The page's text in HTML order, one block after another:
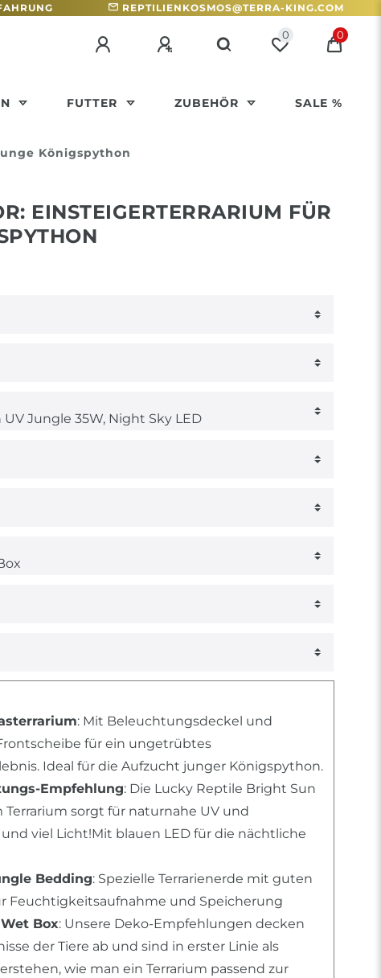
REPTILIENKOSMOS@TERRA-KING.COM
0 0
FUTTER ZUBEHÖR SALE %
Königspython
EINSTEIGERTERRARIUM FÜR
: Mit Beleuchtungsdeckel und
für ein ungetrübtes
Ideal für die Aufzucht junger Königspython.
Empfehlung: Die Lucky Reptile Bright Sun
Terrarium sorgt für naturnahe UV und
viel Licht!Mit blauen LED für die nächtliche
Bedding: Spezielle Terrarienerde mit guten
Feuchtigkeitsaufnahme und Speicherung
Box: Unsere Deko-Empfehlungen decken
der Tiere ab und sind in erster Linie als
wie man ein Terrarium passend zur